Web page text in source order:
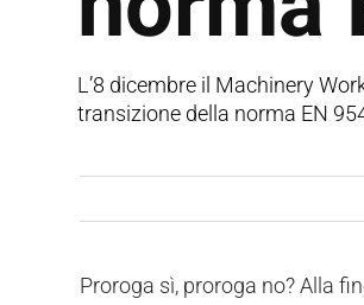
L’8 dicembre il Machinery
transizione della norma EN
Proroga sì, proroga no? Alla